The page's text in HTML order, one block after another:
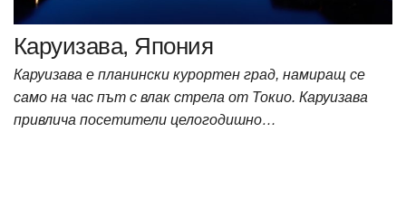
Каруизава, Япония
Каруизава е планински курортен град, намиращ се
само на час път с влак стрела от Токио. Каруизава
привлича посетители целогодишно…